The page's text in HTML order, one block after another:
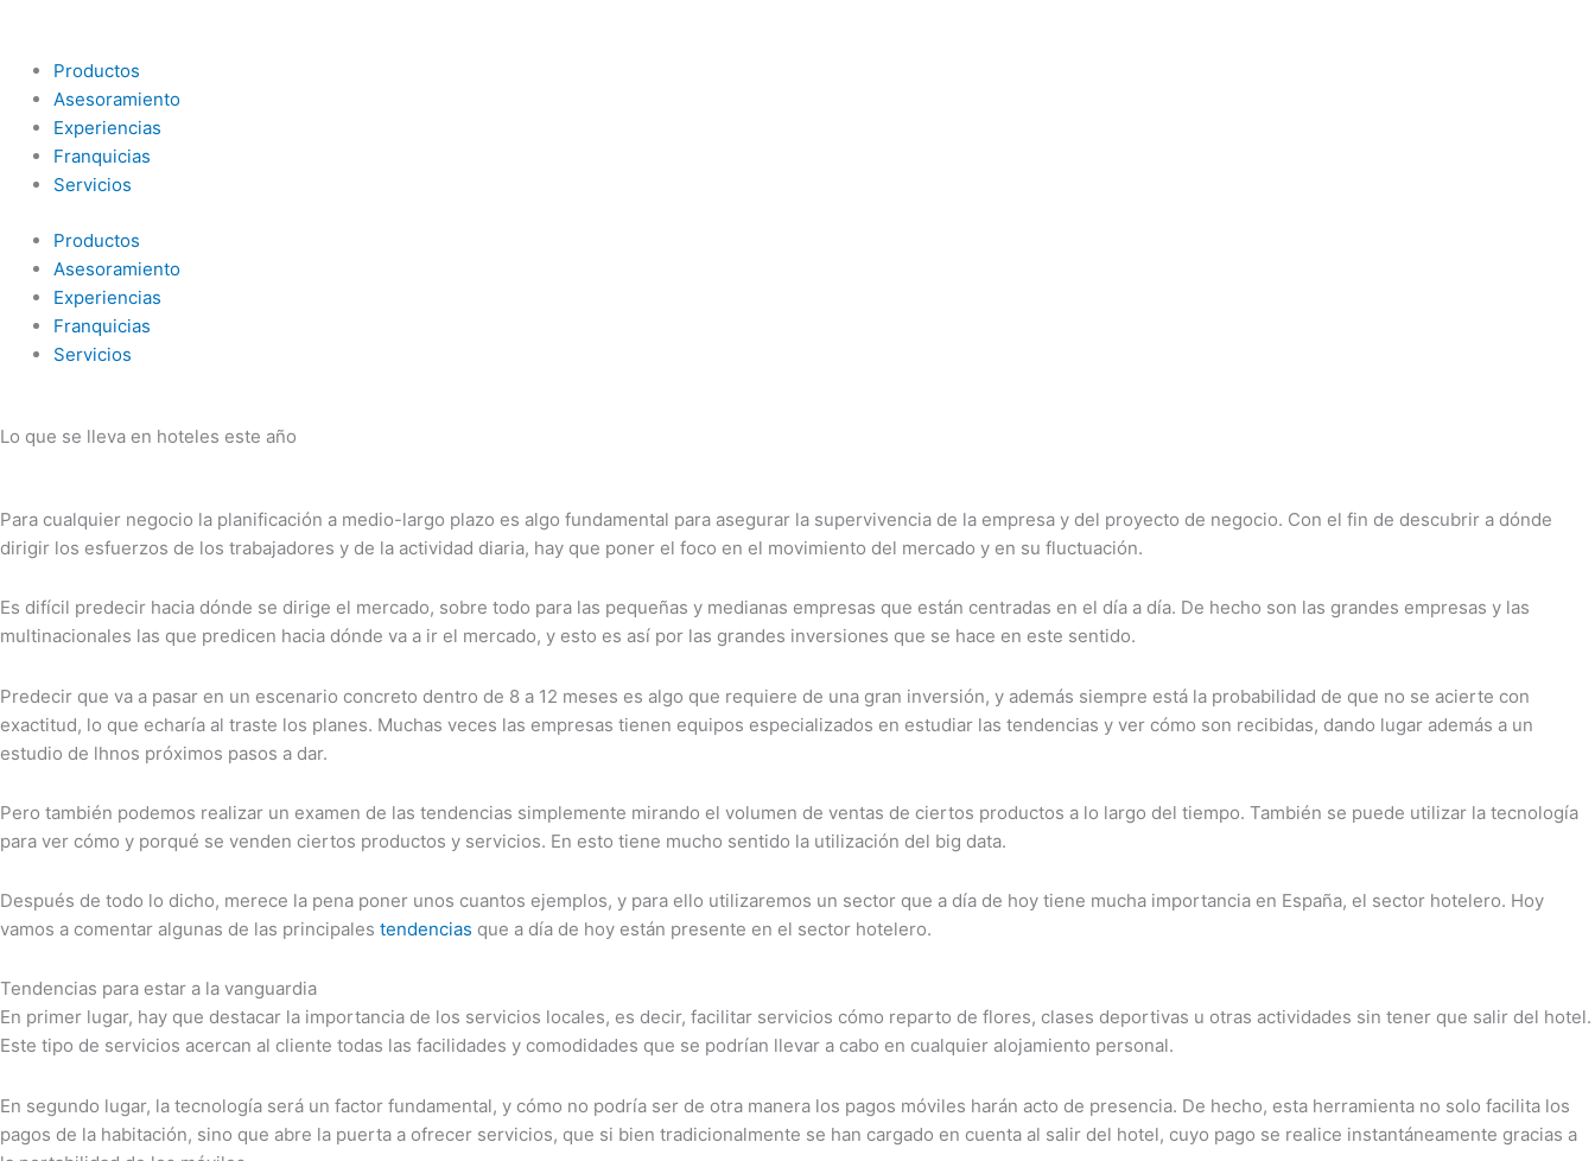
contenidoProductos
Asesoramiento
Experiencias
Franquicias
Servicios
Productos
Asesoramiento
Experiencias
Franquicias
Servicios
Lo que se lleva en hoteles este año
Para cualquier negocio la planificación a medio-largo plazo es algo fundamental para asegurar la supervivencia de la empresa y del proyecto de negocio. Con el fin de descubrir a dónde
dirigir los esfuerzos de los trabajadores y de la actividad diaria, hay que poner el foco en el movimiento del mercado y en su fluctuación.
Es difícil predecir hacia dónde se dirige el mercado, sobre todo para las pequeñas y medianas empresas que están centradas en el día a día. De hecho son las grandes empresas y las
multinacionales las que predicen hacia dónde va a ir el mercado, y esto es así por las grandes inversiones que se hace en este sentido.
Predecir que va a pasar en un escenario concreto dentro de 8 a 12 meses es algo que requiere de una gran inversión, y además siempre está la probabilidad de que no se acierte con
exactitud, lo que echaría al traste los planes. Muchas veces las empresas tienen equipos especializados en estudiar las tendencias y ver cómo son recibidas, dando lugar además a un
estudio de lhnos próximos pasos a dar.
Pero también podemos realizar un examen de las tendencias simplemente mirando el volumen de ventas de ciertos productos a lo largo del tiempo. También se puede utilizar la tecnología
para ver cómo y porqué se venden ciertos productos y servicios. En esto tiene mucho sentido la utilización del big data.
Después de todo lo dicho, merece la pena poner unos cuantos ejemplos, y para ello utilizaremos un sector que a día de hoy tiene mucha importancia en España, el sector hotelero. Hoy
vamos a comentar algunas de las principales tendencias que a día de hoy están presente en el sector hotelero.
Tendencias para estar a la vanguardia
En primer lugar, hay que destacar la importancia de los servicios locales, es decir, facilitar servicios cómo reparto de flores, clases deportivas u otras actividades sin tener que salir del hotel.
Este tipo de servicios acercan al cliente todas las facilidades y comodidades que se podrían llevar a cabo en cualquier alojamiento personal.
En segundo lugar, la tecnología será un factor fundamental, y cómo no podría ser de otra manera los pagos móviles harán acto de presencia. De hecho, esta herramienta no solo facilita los
pagos de la habitación, sino que abre la puerta a ofrecer servicios, que si bien tradicionalmente se han cargado en cuenta al salir del hotel, cuyo pago se realice instantáneamente gracias a